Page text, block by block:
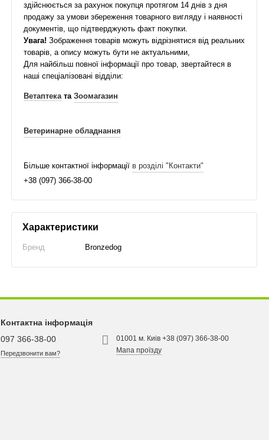
здійснюється за рахунок покупця протягом 14 днів з дня
продажу за умови збереження товарного вигляду і наявності
документів, що підтверджують факт покупки.
Увага! Зображення товарів можуть відрізнятися від реальних
товарів, а опису можуть бути не актуальними,
Для найбільш повної інформації про товар, звертайтеся в
наші спеціалізовані відділи:
Ветаптеката Зоомагазин
Ветеринарне обладнання
Більше контактної інформації в розділі "Контакти"
+38 (097) 366-38-00
Характеристики
Бренд Bronzedog
Контактна інформація
097 366-38-00
Передзвонити вам?
01001 м. Киів +38 (097) 366-38-00
Мапа проїзду